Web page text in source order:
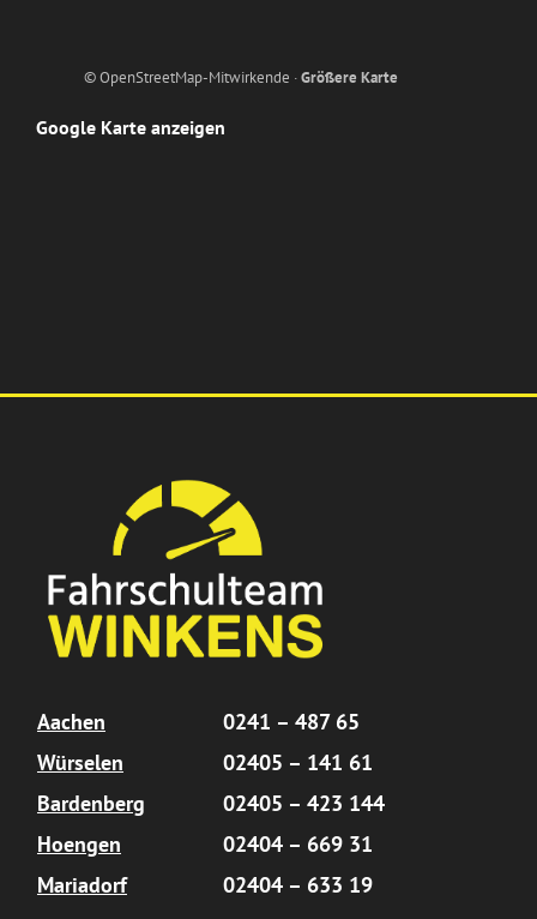
© OpenStreetMap-Mitwirkende ·Größere Karte
Google Karte anzeigen
Aachen
0241 – 487 65
Würselen
02405 – 141 61
Bardenberg
02405 – 423 144
Hoengen
02404 – 669 31
Mariadorf
02404 – 633 19